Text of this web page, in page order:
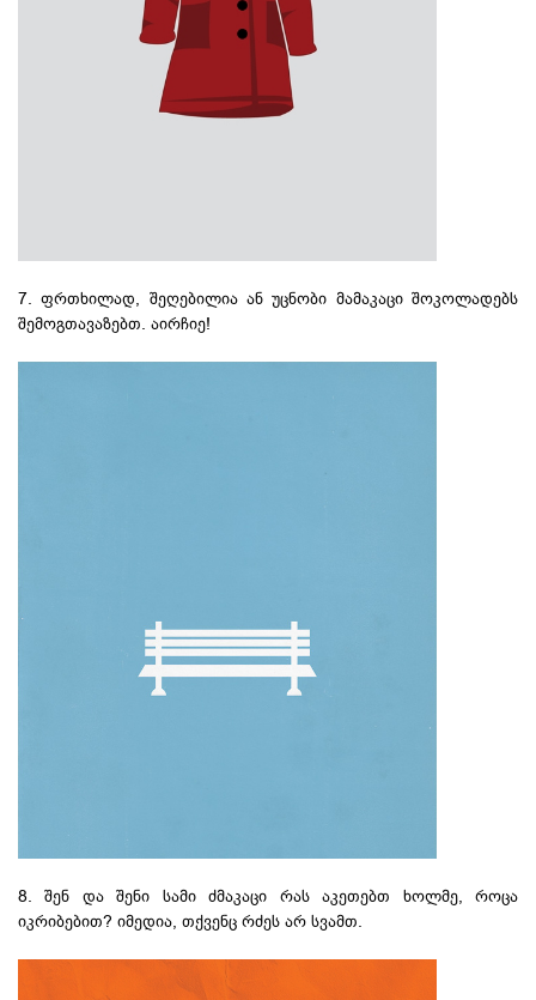
7. ფრთხილად, შეღებილია ან უცნობი მამაკაცი შოკოლადებს
შემოგთავაზებთ. აირჩიე!
8. შენ და შენი სამი ძმაკაცი რას აკეთებთ ხოლმე, როცა
იკრიბებით? იმედია, თქვენც რძეს არ სვამთ.